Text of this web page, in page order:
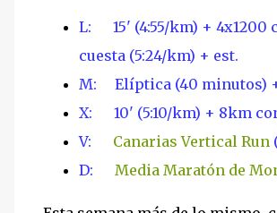
L: 15' (4:55/km) + 4x1200
cuesta (5:24/km) + est.
M: Elíptica (40 minutos)
X: 10' (5:10/km) + 8km
V: Canarias Vertical Run
D: Media Maratón de